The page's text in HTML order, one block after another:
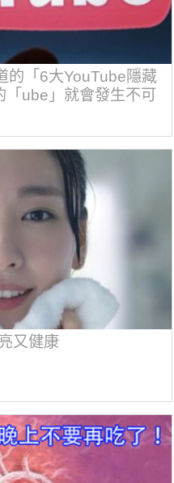
的「6大YouTube隱藏
ube」就會發生不可
又健康